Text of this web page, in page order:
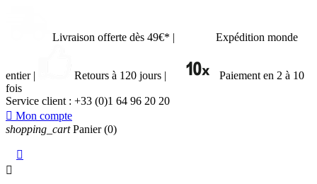
Livraison offerte dès 49€* | Expédition monde
entier | Retours à 120 jours |
Paiement en 2 à 10
fois
Service client : +33 (0)1 64 96 20 20
 Mon compte
shopping_cart Panier (0)

